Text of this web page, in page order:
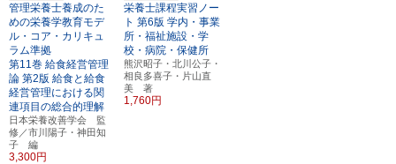
管理栄養士養成のた
めの栄養学教育モデ
ル・コア・カリキュ
ラム準拠
第11巻 給食経営管理
論 第2版 給食と給食
経営管理における関
連項目の総合的理解
日本栄養改善学会 監
修／市川陽子・神田知
子 編
3,300円
栄養士課程実習ノー
ト 第6版 学内・事業
所・福祉施設・学
校・病院・保健所
熊沢昭子・北川公子・
相良多喜子・片山直
美 著
1,760円